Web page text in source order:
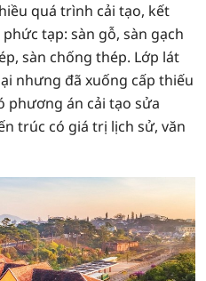
quá trình cải tạo, kết
tạp: sàn gỗ, sàn gạch
sàn chống thép. Lớp lát
nhưng đã xuống cấp thiếu
phương án cải tạo sửa
trúc có giá trị lịch sử, văn